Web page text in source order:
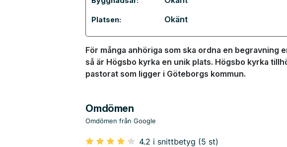
Platsen: Okänt
För många anhöriga som ska ordna en begravning
så är Högsbo kyrka en unik plats. Högsbo kyrka
pastorat som ligger i Göteborgs kommun.
Omdömen
Omdömen från Google
4.2 i snittbetyg (5 st)